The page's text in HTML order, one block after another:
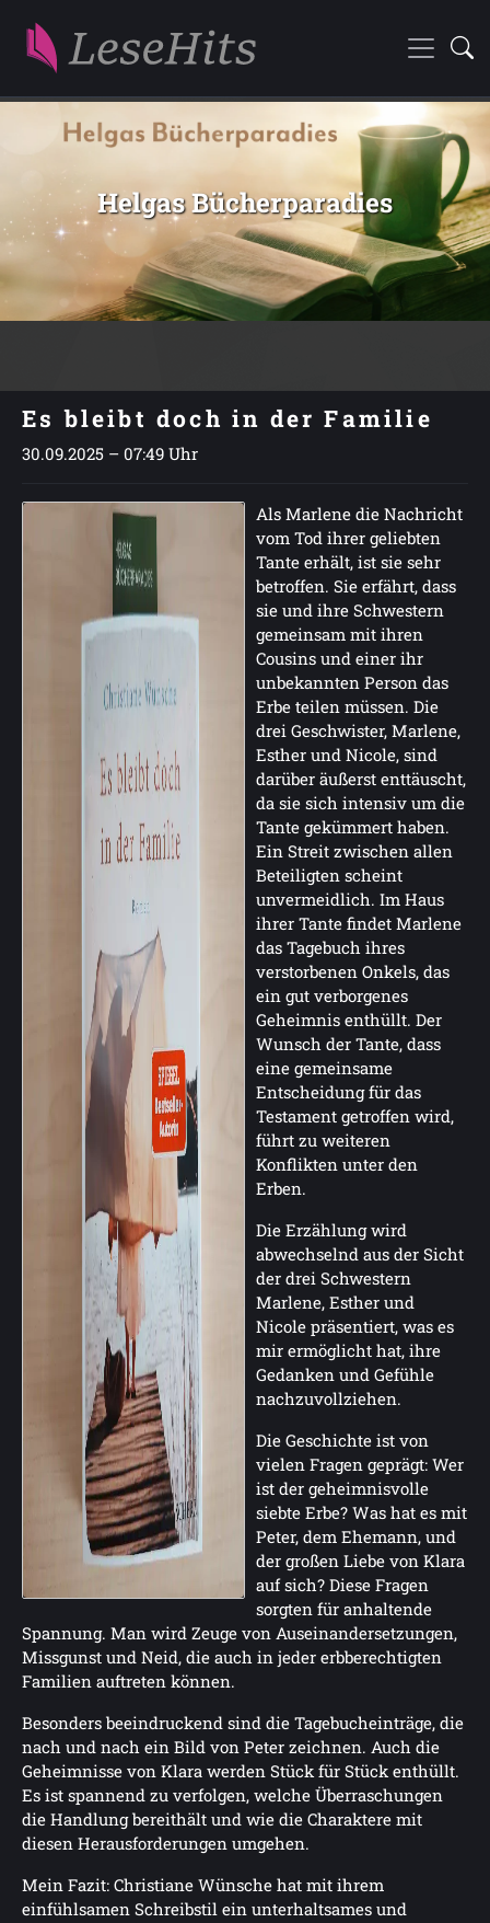
Helgas Bücherparadies
Es bleibt doch in der Familie
30.09.2025 – 07:49 Uhr
Als Marlene die Nachricht
vom Tod ihrer geliebten
Tante erhält, ist sie sehr
betroffen. Sie erfährt, dass
sie und ihre Schwestern
gemeinsam mit ihren
Cousins und einer ihr
unbekannten Person das
Erbe teilen müssen. Die
drei Geschwister, Marlene,
Esther und Nicole, sind
darüber äußerst enttäuscht,
da sie sich intensiv um die
Tante gekümmert haben.
Ein Streit zwischen allen
Beteiligten scheint
unvermeidlich. Im Haus
ihrer Tante findet Marlene
das Tagebuch ihres
verstorbenen Onkels, das
ein gut verborgenes
Geheimnis enthüllt. Der
Wunsch der Tante, dass
eine gemeinsame
Entscheidung für das
Testament getroffen wird,
führt zu weiteren
Konflikten unter den
Erben.
Die Erzählung wird
abwechselnd aus der Sicht
der drei Schwestern
Marlene, Esther und
Nicole präsentiert, was es
mir ermöglicht hat, ihre
Gedanken und Gefühle
nachzuvollziehen.
Die Geschichte ist von
vielen Fragen geprägt: Wer
ist der geheimnisvolle
siebte Erbe? Was hat es mit
Peter, dem Ehemann, und
der großen Liebe von Klara
auf sich? Diese Fragen
sorgten für anhaltende
Spannung. Man wird Zeuge von Auseinandersetzungen,
Missgunst und Neid, die auch in jeder erbberechtigten
Familien auftreten können.
Besonders beeindruckend sind die Tagebucheinträge, die
nach und nach ein Bild von Peter zeichnen. Auch die
Geheimnisse von Klara werden Stück für Stück enthüllt.
Es ist spannend zu verfolgen, welche Überraschungen
die Handlung bereithält und wie die Charaktere mit
diesen Herausforderungen umgehen.
Mein Fazit: Christiane Wünsche hat mit ihrem
einfühlsamen Schreibstil ein unterhaltsames und